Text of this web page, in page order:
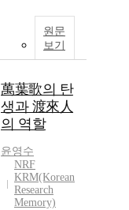
원문
보기
萬葉歌의 탄
생과 渡來人
의 역할
윤영수
NRF
KRM(Korean
Research
Memory)